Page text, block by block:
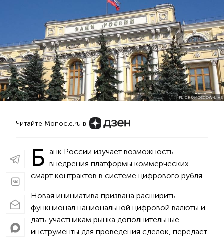
FLICKR/MOSCOW-LIVE
Читайте Monocle.ru в
Б анк России изучает возможность
внедрения платформы коммерческих
смарт контрактов в системе цифрового рубля.
Новая инициатива призвана расширить
функционал национальной цифровой валюты и
дать участникам рынка дополнительные
инструменты для проведения сделок, передаёт